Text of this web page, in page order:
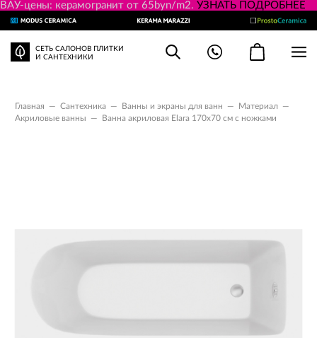
ВАУ-цены: керамогранит от 65byn/m2. УЗНАТЬ ПОДРОБНЕЕ
СЕТЬ САЛОНОВ ПЛИТКИ
И САНТЕХНИКИ
Главная — Сантехника — Ванны и экраны для ванн — Материал
—
Акриловые ванны
— Ванна акриловая Elara 170х70 см с ножками